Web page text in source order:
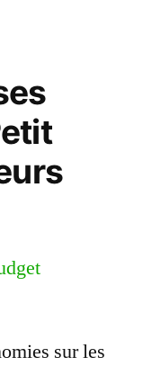
sur les